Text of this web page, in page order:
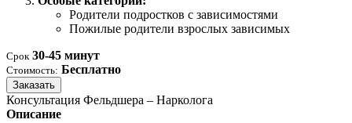
Родители подростков с зависимостями
Пожилые родители взрослых зависимых
Срок 30-45 минут
Стоимость: Бесплатно
Заказать
Консультация Фельдшера – Нарколога
Описание